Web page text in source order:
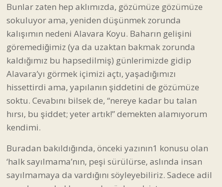
Bunlar zaten hep aklımızda, gözümüze gözümüze
sokuluyor ama, yeniden düşünmek zorunda
kalışımın nedeni Alavara Koyu. Baharın gelişini
göremediğimiz (ya da uzaktan bakmak zorunda
kaldığımız bu hapsedilmiş) günlerimizde gidip
Alavara’yı görmek içimizi açtı, yaşadığımızı
hissettirdi ama, yapılanın şiddetini de gözümüze
soktu. Cevabını bilsek de, “nereye kadar bu talan
hırsı, bu şiddet; yeter artık!” demekten alamıyorum
kendimi.
Buradan bakıldığında, önceki yazının1 konusu olan
‘halk sayılmama’nın, peşi sürülürse, aslında insan
sayılmamaya da vardığını söyleyebiliriz. Sadece adil